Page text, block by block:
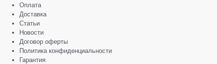
Оплата
Доставка
Статьи
Новости
Договор оферты
Политика конфиденциальности
Гарантия